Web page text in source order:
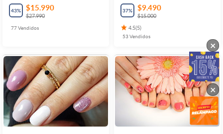
43% $15.990
$27.990
77Vendidos
37% $9.490
$15.000
4.5(5)
53Vendidos
×
×